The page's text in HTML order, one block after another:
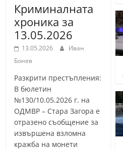
Криминалната
хроника за
13.05.2026
13.05.2026
Иван
Бонев
Разкрити престъпления:
В бюлетин
№130/10.05.2026 г. на
ОДМВР – Стара Загора е
отразено съобщение за
извършена взломна
кражба на монети